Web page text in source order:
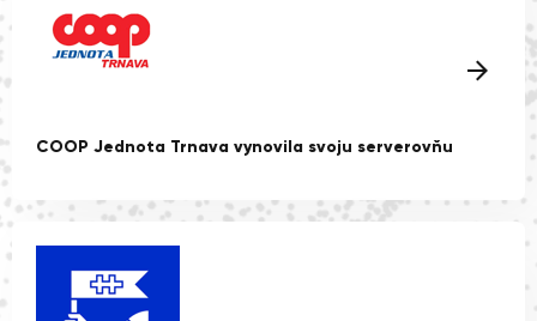
COOP Jednota Trnava vynovila svoju serverovňu